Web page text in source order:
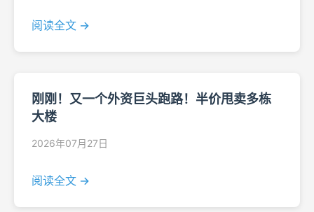
阅读全文 →
刚刚！又一个外资巨头跑路！半价甩卖多栋
大楼
2026年07月27日
阅读全文 →